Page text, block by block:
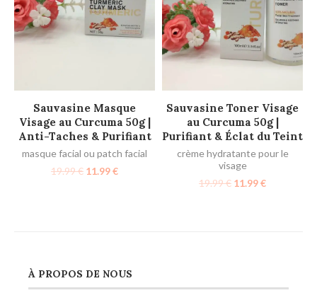
AJOUTER AU PANIER
Sauvasine Masque
Visage au Curcuma 50g |
Anti-Taches & Purifiant
masque facial ou patch facial
19.99€ 11.99€
AJOUTER AU PANIER
Sauvasine Toner Visage
au Curcuma 50g |
Purifiant & Éclat du Teint
crème hydratante pour le
visage
19.99€ 11.99€
À PROPOS DE NOUS